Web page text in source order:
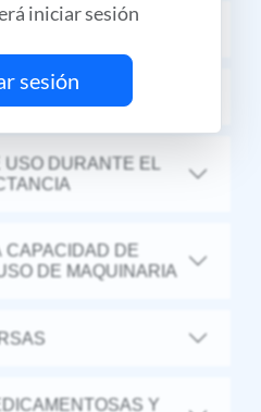
iniciar sesión
sesión
DURANTE EL
CAPACIDAD DE
DE MAQUINARIA
Y